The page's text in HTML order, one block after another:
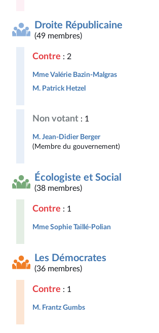
Droite Républicaine
(49 membres)
Contre : 2
Mme Valérie Bazin-Malgras
M. Patrick Hetzel
Non votant : 1
M. Jean-Didier Berger
(Membre du gouvernement)
Écologiste et Social
(38 membres)
Contre : 1
Mme Sophie Taillé-Polian
Les Démocrates
(36 membres)
Contre : 1
M. Frantz Gumbs